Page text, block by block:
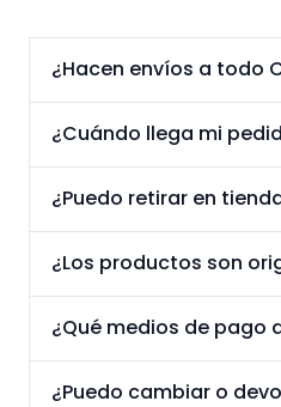
¿Hacen envíos a todo
¿Cuándo llega mi
¿Puedo retirar en
¿Los productos son
¿Qué medios de pago
¿Puedo cambiar o